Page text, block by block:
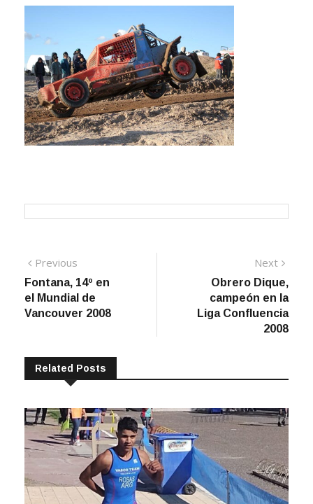
Navegación
de
entradas
Previous
post:
Fontana, 14º en
el Mundial de
Vancouver 2008
Next
Obrero Dique,
campeón en la
Liga Confluencia
2008
Related Posts